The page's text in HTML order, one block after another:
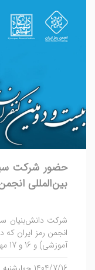
حضور شرکت
بین‌المللی
شرکت دانش‌بنیان
آموزشی) و 16 و 17 مهرماه 1404...